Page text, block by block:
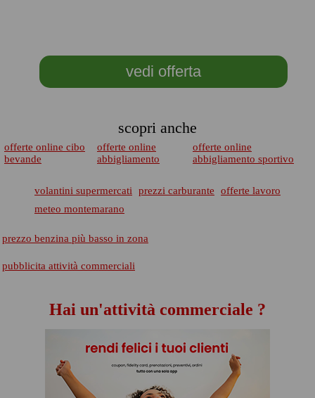
vedi offerta
scopri anche
offerte online cibo
bevande
offerte online
abbigliamento
offerte online
abbigliamento sportivo
volantini supermercati prezzi carburante
offerte lavoro
meteo montemarano
prezzo benzina più basso in zona
pubblicita attività commerciali
Hai un'attività commerciale ?